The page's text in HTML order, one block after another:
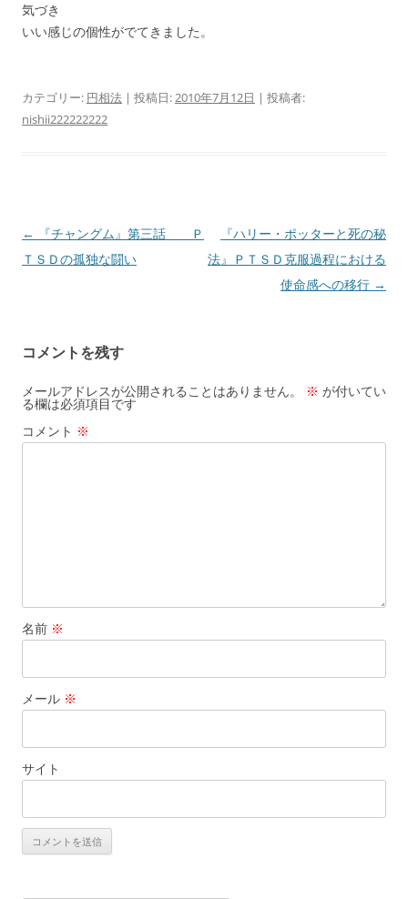
気づき
いい感じの個性がでてきました。
カテゴリー: 円相法 | 投稿日:2010年7月12日 | 投稿者:
nishii222222222
投
稿
ー
シ
ョ
ン
←
『チャングム』第三話 Ｐ
ＴＳＤの孤独な闘い
『ハリー・ポッターと死の秘
法』ＰＴＳＤ克服過程における
使命感への移行 →
コメントを残す
メールアドレスが公開されることはありません。 ※ が付いてい
る欄は必須項目です
コメント ※
名前 ※
メール ※
サイト